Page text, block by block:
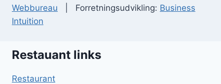
Webbureau | Forretningsudvikling: Business
Intuition
Restauant links
Restaurant